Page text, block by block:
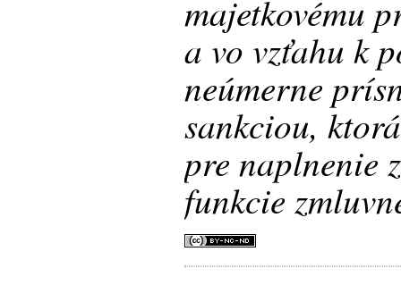
majetkovému
a vo vzťahu k
neúmerne
sankciou,
pre naplnenie
funkcie